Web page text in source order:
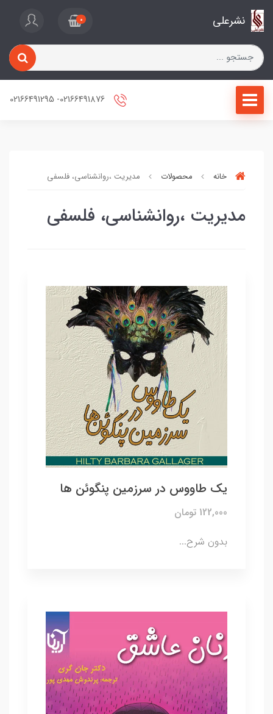
نشرعلی 0
خانه محصولات مدیریت ،روانشناسی، فلسفی
مدیریت ،روانشناسی، فلسفی
یک طاووس در سرزمین پنگوئن ها
122,000 تومان
بدون شرح...